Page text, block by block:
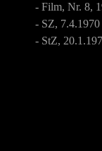
- Film, Nr. 8,
- SZ,
- StZ,